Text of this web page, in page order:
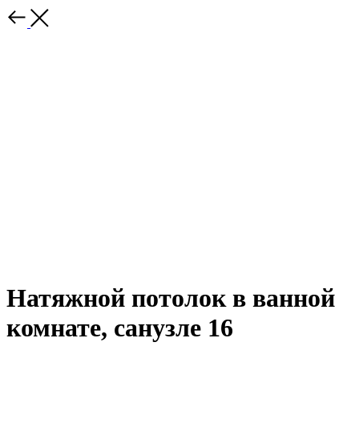
Натяжной потолок в ванной
комнате, санузле 16